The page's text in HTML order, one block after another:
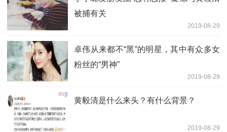
被捕有关
2019-08-29
卓伟从来都不“黑”的明星，其中有众多女
粉丝的“男神”
2019-08-29
黄毅清是什么来头？有什么背景？
2019-08-29